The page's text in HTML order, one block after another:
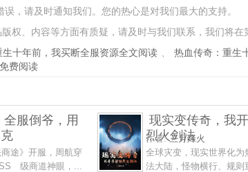
误，请及时通知我们。您的热心是对我们最大的支持。
版权、内容等方面有质疑，请及时与我们联系，我们将在
十年前，我买断全服资源全文阅读 、 热血传奇：重生
费阅读
服倒爷，用
途》开服，周航穿
级商道神眼，...
现实变传奇，我
烈火剑法
作者:三月烽火
全球灾变，现实世界化为
法大陆，怪物横行、规则